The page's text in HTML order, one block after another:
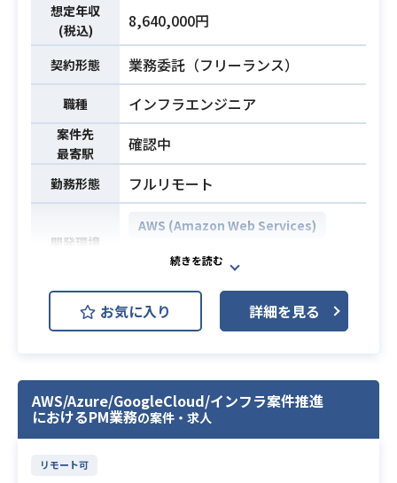
業務内容
下記の業務を担っていただく想定で
す。
・Reactを用いたモバイルアプリ
（スマートフォン向け・複数の業務
アプリ）の設計・開発・運用
・フロントエンド（React）、バッ
クエンド（Python）、インフラ（A
WS）にわたる技術リードおよび意思
決定
・アジャイル（スクラム）開発の推
進およびチームメンバーへの技術指
導・育成
・生成AIやAIエージェントの開発プ
ロセスへの組み込みおよび生産性向
の具体化および技術面からの内製
化・自走化支援
※詳細は面談時にお伝えいたしま
想定年収
(税込)
8,640,000円
契約形態 業務委託（フリーランス）
職種 インフラエンジニア
案件先
最寄駅
確認中
勤務形態 フルリモート
開発環境
AWS (Amazon Web Services)
Linux
Terraform
大手電機メーカー（FA領域）向けWe
bサービス基盤の刷新プロジェクトで
る製品カタログ・問い合わせ・サポ
ート機能を統合した
FAサイトをAWS基盤へクラウドリフ
お気に入り 詳細を見る
AWS/Azure/GoogleCloud/インフラ案件推進
におけるPM業務の案件・求人
リモート可